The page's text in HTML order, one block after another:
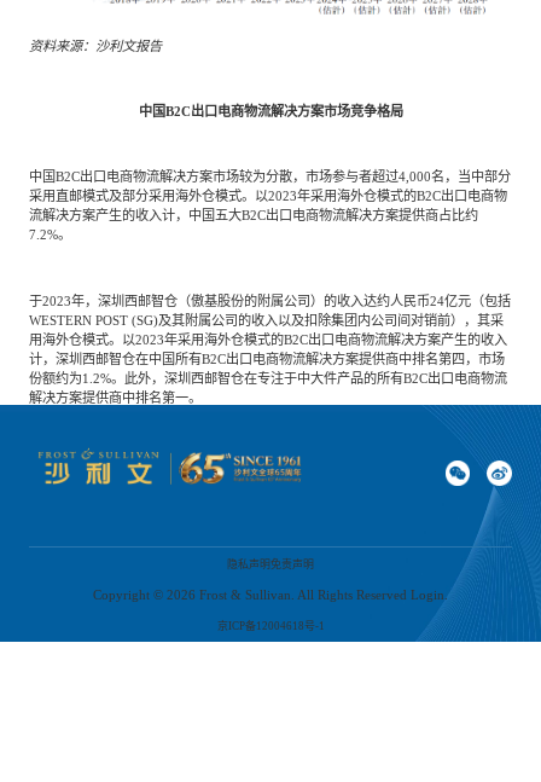
资料来源：沙利文报告
中国B2C出口电商物流解决方案市场竞争格局
中国B2C出口电商物流解决方案市场较为分散，市场参与者超过4,000名，当中部分
采用直邮模式及部分采用海外仓模式。以2023年采用海外仓模式的B2C出口电商物
流解决方案产生的收入计，中国五大B2C出口电商物流解决方案提供商占比约
7.2%。
于2023年，深圳西邮智仓（傲基股份的附属公司）的收入达约人民币24亿元（包括
WESTERN POST (SG)及其附属公司的收入以及扣除集团内公司间对销前），其采
用海外仓模式。以2023年采用海外仓模式的B2C出口电商物流解决方案产生的收入
计，深圳西邮智仓在中国所有B2C出口电商物流解决方案提供商中排名第四，市场
份额约为1.2%。此外，深圳西邮智仓在专注于中大件产品的所有B2C出口电商物流
解决方案提供商中排名第一。
隐私声明免责声明
Copyright © 2026 Frost & Sullivan. All Rights Reserved Login.
京ICP备12004618号-1